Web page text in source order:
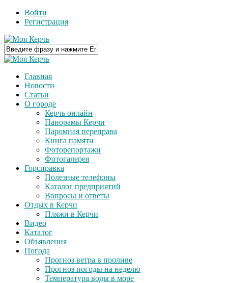
Войти
Регистрация
Главная
Новости
Статьи
О городе
Керчь онлайн
Панорамы Керчи
Паромная переправа
Книга памяти
Фоторепортажи
Фотогалерея
Горсправка
Полезные телефоны
Каталог предприятий
Вопросы и ответы
Отдых в Керчи
Пляжи в Керчи
Видео
Каталог
Объявления
Погода
Прогноз ветра в проливе
Прогноз погоды на неделю
Температура воды в море